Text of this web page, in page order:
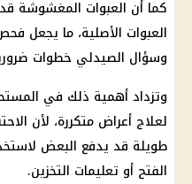
كما أن العبوات المغشوشة
العبوات الأصلية، ما يجعل
وسؤال الصيدلي خطوات
وتزداد أهمية ذلك في
لعلاج أعراض متكررة، لأن
طويلة قد يدفع البعض
الفتح أو تعليمات التخزين.